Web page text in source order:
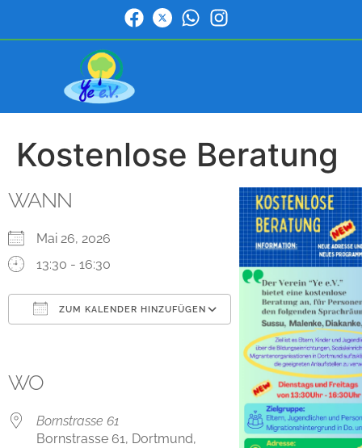
Kostenlose Beratung
WANN
Mai 26, 2026
13:30 - 16:30
ZUM KALENDER HINZUFÜGEN
Outlook Live
WO
Bornstrasse 61
Bornstrasse 61, Dortmund,